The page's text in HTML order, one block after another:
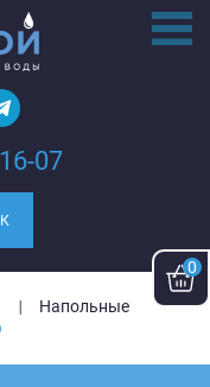
0
07
Напольные